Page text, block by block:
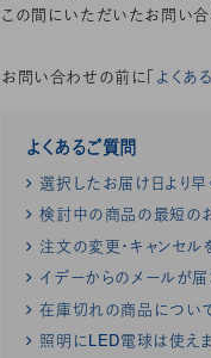
この間にいただいたお問い合
お問い合わせの前に「よくあ
よくあるご質問
選択したお届け日より早
検討中の商品の最短の
注文の変更・キャンセル
イデーからのメールが
在庫切れの商品につい
照明にLED電球は使え